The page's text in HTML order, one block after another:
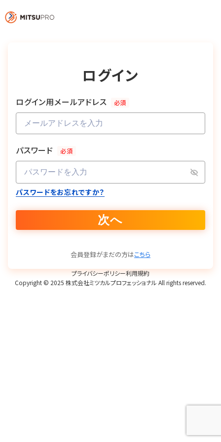
ログイン
ログイン用メールアドレス 必須
パスワード 必須
パスワードをお忘れですか？
次へ
会員登録がまだの方はこちら
Copyright © 2025 株式会社ミツカルプロフェッショナル All rights reserved.
プライバシーポリシー利用規約